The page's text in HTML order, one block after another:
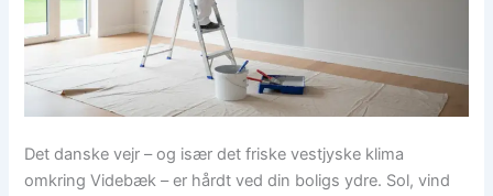
Det danske vejr – og især det friske vestjyske klima
omkring Videbæk – er hårdt ved din boligs ydre. Sol, vind